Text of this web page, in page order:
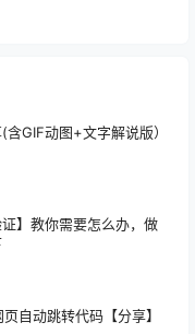
GIF动图+文字解说版）
】教你需要怎么办，做
自动跳转代码【分享】